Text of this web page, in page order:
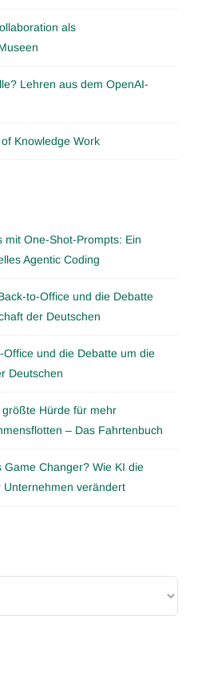
als
Lehren aus dem OpenAI-
Knowledge Work
mit One-Shot-Prompts: Ein
Agentic Coding
to-Office und die Debatte
der Deutschen
Office und die Debatte um die
Deutschen
größte Hürde für mehr
– Das Fahrtenbuch
Game Changer? Wie KI die
verändert